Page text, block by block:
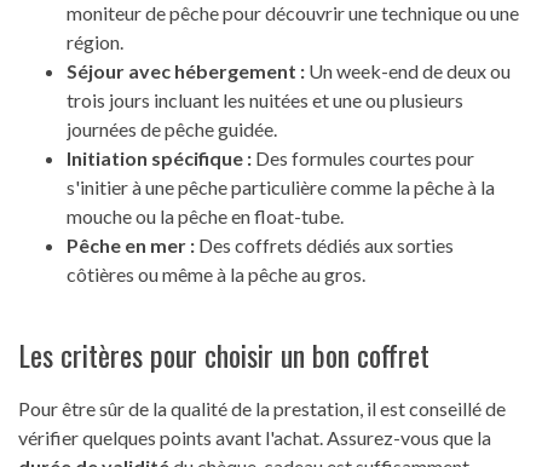
moniteur de pêche pour découvrir une technique ou une
région.
Séjour avec hébergement : Un week-end de deux ou
trois jours incluant les nuitées et une ou plusieurs
journées de pêche guidée.
Initiation spécifique : Des formules courtes pour
s'initier à une pêche particulière comme la pêche à la
mouche ou la pêche en float-tube.
Pêche en mer : Des coffrets dédiés aux sorties
côtières ou même à la pêche au gros.
Les critères pour choisir un bon coffret
Pour être sûr de la qualité de la prestation, il est conseillé de
vérifier quelques points avant l'achat. Assurez-vous que la